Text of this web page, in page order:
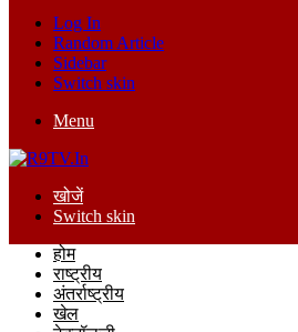
Log In
Random Article
Sidebar
Switch skin
Menu
खोजें
Switch skin
होम
राष्ट्रीय
अंतर्राष्ट्रीय
खेल